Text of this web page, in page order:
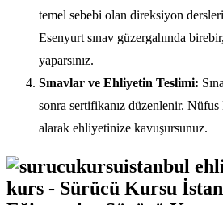
temel sebebi olan direksiyon
Esenyurt sınav güzergahında
yaparsınız.
Sınavlar ve Ehliyetin Teslimi:
sonra sertifikanız düzenlenir.
alarak ehliyetinize kavuşursunuz.